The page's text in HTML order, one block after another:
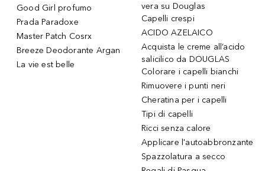
Good Girl profumo
Prada Paradoxe
Master Patch Cosrx
Breeze Deodorante Argan
La vie est belle
vera su Douglas
Capelli crespi
ACIDO AZELAICO
Acquista le creme all’acido
salicilico da DOUGLAS
Colorare i capelli bianchi
Rimuovere i punti neri
Cheratina per i capelli
Tipi di capelli
Ricci senza calore
Applicare l'autoabbronzante
Spazzolatura a secco